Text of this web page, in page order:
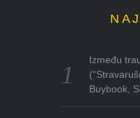
Između
Buybook,